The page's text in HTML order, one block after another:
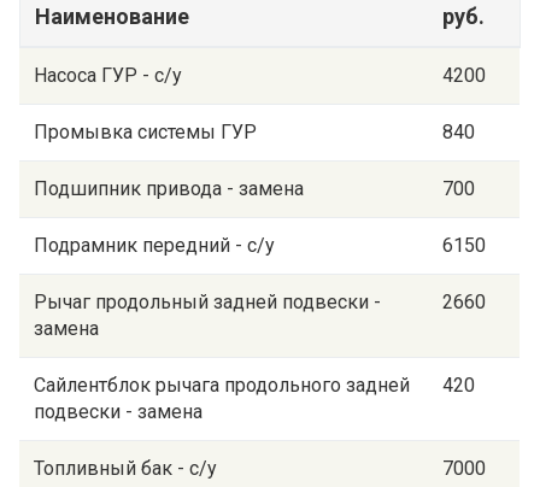
Наименование
руб.
Насоса ГУР - с/у 4200
Промывка системы ГУР 840
Подшипник привода - замена 700
Подрамник передний - с/у 6150
Рычаг продольный задней подвески -
замена
2660
Сайлентблок рычага продольного задней
подвески - замена
420
Топливный бак - с/у 7000